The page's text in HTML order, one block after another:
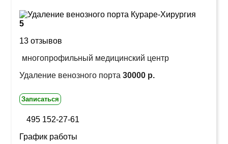
5
13 отзывов
многопрофильный медицинский центр
Удаление венозного порта 30000 р.
Записаться
495 152-27-61
График работы